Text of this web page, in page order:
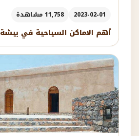
2023-02-01 11,758 مشاهدة
أهم الاماكن السياحية في بيشة